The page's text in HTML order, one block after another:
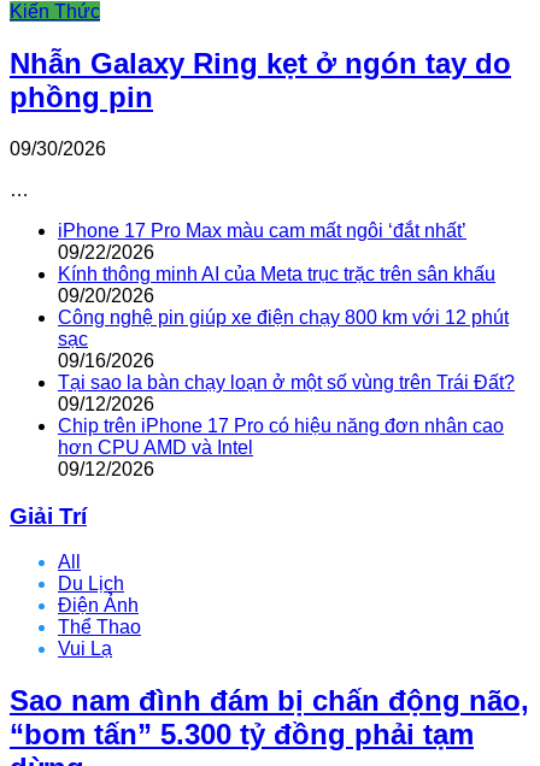
Kiến Thức
Nhẫn Galaxy Ring kẹt ở ngón tay do
phồng pin
09/30/2026
…
iPhone 17 Pro Max màu cam mất ngôi ‘đắt nhất’
09/22/2026
Kính thông minh AI của Meta trục trặc trên sân khấu
09/20/2026
Công nghệ pin giúp xe điện chạy 800 km với 12 phút
sạc
09/16/2026
Tại sao la bàn chạy loạn ở một số vùng trên Trái Đất?
09/12/2026
Chip trên iPhone 17 Pro có hiệu năng đơn nhân cao
hơn CPU AMD và Intel
09/12/2026
Giải Trí
All
Du Lịch
Điện Ảnh
Thể Thao
Vui Lạ
Sao nam đình đám bị chấn động não,
“bom tấn” 5.300 tỷ đồng phải tạm